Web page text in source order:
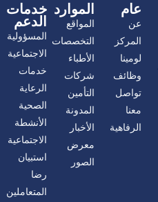
عام
عن
المركز
لومينا
وظائف
تواصل
معنا
الرفاهية
الموارد
المواقع
التخصصات
الأطباء
شركات
التأمين
المدونة
الأخبار
معرض
الصور
خدمات
الدعم
المسؤولية
الاجتماعية
خدمات
الرعاية
الصحية
الأنشطة
الاجتماعية
استبيان
رضا
المتعاملين